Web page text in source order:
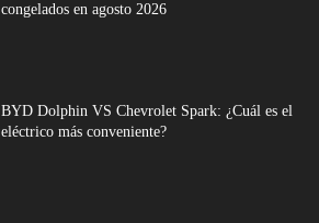
congelados en agosto 2026
BYD Dolphin VS Chevrolet Spark: ¿Cuál es el
eléctrico más conveniente?